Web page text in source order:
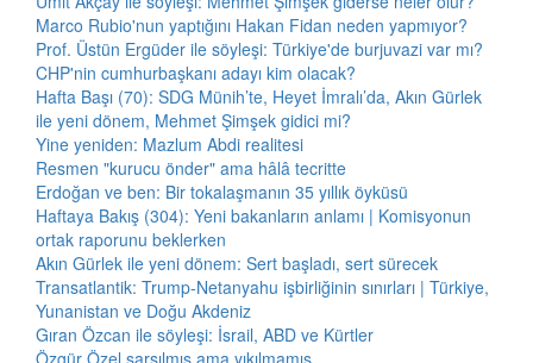
Marco Rubio'nun yaptığını Hakan Fidan neden yapmıyor?
Prof. Üstün Ergüder ile söyleşi: Türkiye'de burjuvazi var mı?
CHP'nin cumhurbaşkanı adayı kim olacak?
Hafta Başı (70): SDG Münih’te, Heyet İmralı’da, Akın Gürlek
ile yeni dönem, Mehmet Şimşek gidici mi?
Yine yeniden: Mazlum Abdi realitesi
Resmen "kurucu önder" ama hâlâ tecritte
Erdoğan ve ben: Bir tokalaşmanın 35 yıllık öyküsü
Haftaya Bakış (304): Yeni bakanların anlamı | Komisyonun
ortak raporunu beklerken
Akın Gürlek ile yeni dönem: Sert başladı, sert sürecek
Transatlantik: Trump-Netanyahu işbirliğinin sınırları | Türkiye,
Yunanistan ve Doğu Akdeniz
Gıran Özcan ile söyleşi: İsrail, ABD ve Kürtler
Özgür Özel sarsılmış ama yıkılmamış